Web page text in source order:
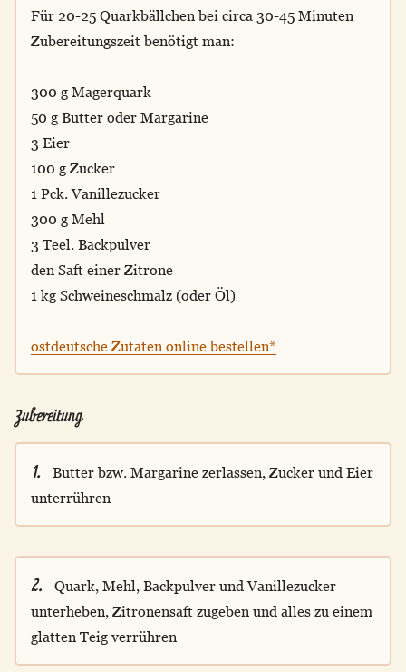
Für 20-25 Quarkbällchen bei circa 30-45 Minuten
Zubereitungszeit benötigt man:
300 g Magerquark
50 g Butter oder Margarine
3 Eier
100 g Zucker
1 Pck. Vanillezucker
300 g Mehl
3 Teel. Backpulver
den Saft einer Zitrone
1 kg Schweineschmalz (oder Öl)
ostdeutsche Zutaten online bestellen*
Zubereitung
1.
Butter bzw. Margarine zerlassen, Zucker und Eier
unterrühren
2.
Quark, Mehl, Backpulver und Vanillezucker
unterheben, Zitronensaft zugeben und alles zu einem
glatten Teig verrühren